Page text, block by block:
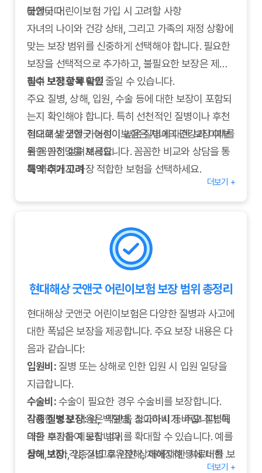
다.
능합니다.
굿앤굿 어린이보험 가입 시 고려할 사항
자녀의 나이와 건강 상태, 그리고 가족의 재정 상황에
맞는 보장 범위를 신중하게 선택해야 합니다. 필요한
보장을 선택적으로 추가하고, 불필요한 보장은 제외
하여 보험료 부담을 줄일 수 있습니다.
필수 보장 항목 확인
주요 질병, 상해, 입원, 수술 등에 대한 보장이 포함되
는지 확인해야 합니다. 특히 선천적인 질병이나 후천
적으로 발생할 가능성이 높은 질병에 대한 보장 여부
를 꼼꼼히 살펴보세요.
특약 추가 고려
굿앤굿 어린이보험은 다양한 특약을 제공합니다. 치
아, 암, 성인병 등 추가적인 보장이 필요한 경우 특약
보험금 청구 절차 확인
보험금 청구 절차가 간편하고 신속한지 확인해야 합
알아두면 좋습니다.
현대해상 굿앤굿 어린이보험은 자녀의 건강과 미래를
위한 안전망을 제공합니다. 꼼꼼한 비교와 상담을 통
해 자녀에게 가장 적합한 보험을 선택하세요.
더보기 +
현대해상 굿앤굿 어린이보험 보장 범위 총정리
현대해상 굿앤굿 어린이보험은 다양한 질병과 사고에
대한 폭넓은 보장을 제공합니다. 주요 보장 내용은 다
음과 같습니다:
입원비:질병 또는 상해로 인한 입원 시 입원 일당을
지급합니다.
수술비:수술이 필요한 경우 수술비를 보장합니다.
각종 질병 보장:암, 백혈병, 소아마비 등 주요 질병에
대한 보장을 제공합니다.
상해 보장:각종 사고로 인한 상해에 대한 치료비를 보
상세한 보장 내용은 약관을 참고하시기 바랍니다. 특
약을 추가하여 보장 범위를 확대할 수 있습니다. 예를
들어, 치아, 암, 질병 후유장해, 재해장해 등에 대한 특
더보기 +